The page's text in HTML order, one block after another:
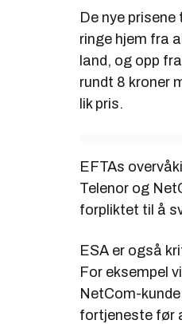
De nye
ringe hjem fra
land, og opp
rundt 8 kroner
lik pris.
EFTAs
Telenor og
forpliktet til å
ESA er også
For eksempel
NetCom-
fortjeneste før